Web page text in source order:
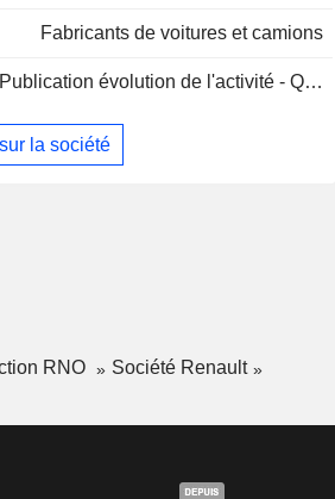
: France (28,5%), Europe (50,6%),
(3,4%).
Fabricants de voitures et camions
Publication évolution de l'activité - Q3 2026
la société
RNO
Société Renault